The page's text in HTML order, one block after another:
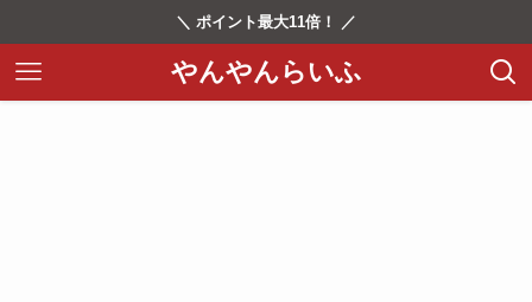
＼ ポイント最大11倍！ ／
やんやんらいふ